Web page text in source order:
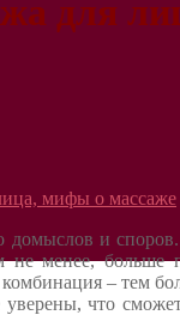
для
мифы о массаже
и
не менее,
– тем
что